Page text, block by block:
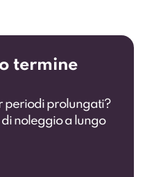
termine
periodi prolungati?
di noleggio a lungo